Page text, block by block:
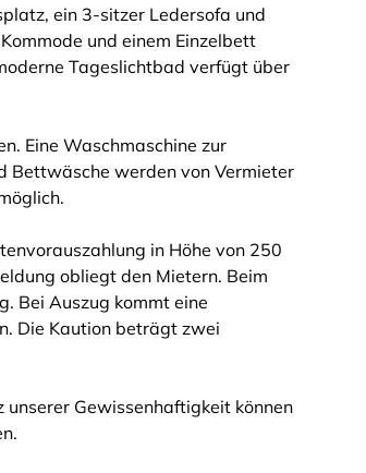
ein 3-sitzer Ledersofa und
und einem Einzelbett
Tageslichtbad verfügt über
Eine Waschmaschine zur
Bettwäsche werden von Vermieter
in Höhe von 250
obliegt den Mietern. Beim
Bei Auszug kommt eine
Die Kaution beträgt zwei
Gewissenhaftigkeit können